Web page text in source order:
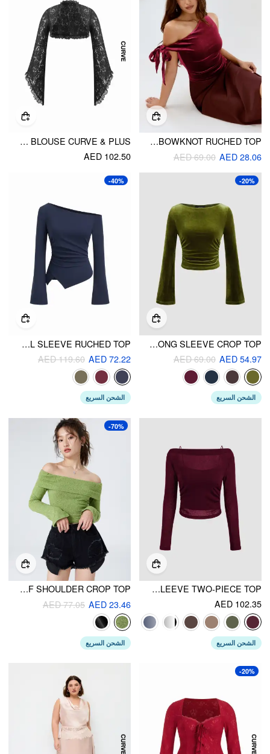
VELVET ASYMMETRICAL NECK BOWKNOT RUCHED TOP
AED 28.06
AED 69.00
LACE COTTON-BLEND BELL SLEEVE OVERSIZED CROP BLOUSE CURVE & PLUS
AED 102.50
-20%
VELVET BOAT NECK SOLID RUCHED LONG SLEEVE CROP TOP
AED 54.97
AED 69.00
الشحن السريع
-40%
COTTON-BLEND ASYMMETRICAL NECKLINE BELL SLEEVE RUCHED TOP
AED 72.22
AED 119.60
الشحن السريع
BOAT NECK LONG SLEEVE TWO-PIECE TOP
AED 102.35
الشحن السريع
-70%
SOLID OFF SHOULDER CROP TOP
AED 23.46
AED 77.05
الشحن السريع
-20%